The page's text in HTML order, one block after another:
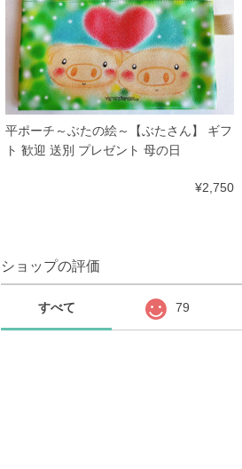
平ポーチ～ぶたの絵～【ぶたさん】 ギフ
ト 歓迎 送別 プレゼント 母の日
¥2,750
ショップの評価
すべて 79